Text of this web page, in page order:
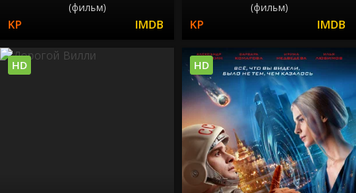
(фильм) (фильм)
HD HD